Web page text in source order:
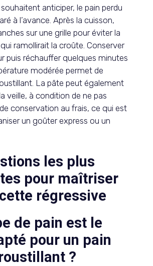
anticiper, le pain perdu
à l’avance. Après la cuisson,
sur une grille pour éviter la
ramollirait la croûte. Conserver
puis réchauffer quelques minutes
modérée permet de
La pâte peut également
veille, à condition de ne pas
conservation au frais, ce qui est
un goûter express ou un
les plus
pour maîtriser
régressive
de pain est le
pour un pain
?